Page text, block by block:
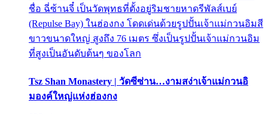
ชื่อ ฉี่ซ้านจี๋ เป็นวัดพุทธที่ตั้งอยู่ริมชายหาดรีพัลส์เบย์
(Repulse Bay) ในฮ่องกง โดดเด่นด้วยรูปปั้นเจ้าแม่กวนอิมสี
ขาวขนาดใหญ่ สูงถึง 76 เมตร ซึ่งเป็นรูปปั้นเจ้าแม่กวนอิม
ที่สูงเป็นอันดับต้นๆ ของโลก
Tsz Shan Monastery | วัดซีซ่าน…งามสง่าเจ้าแม่กวนอิ
มองค์ใหญ่แห่งฮ่องกง